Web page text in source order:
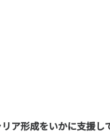
ア形成をいかに支援し